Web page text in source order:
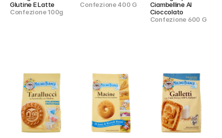
Glutine E Latte
Confezione 100g
Confezione 400 G
Ciambelline Al
Cioccolato
Confezione 600 G